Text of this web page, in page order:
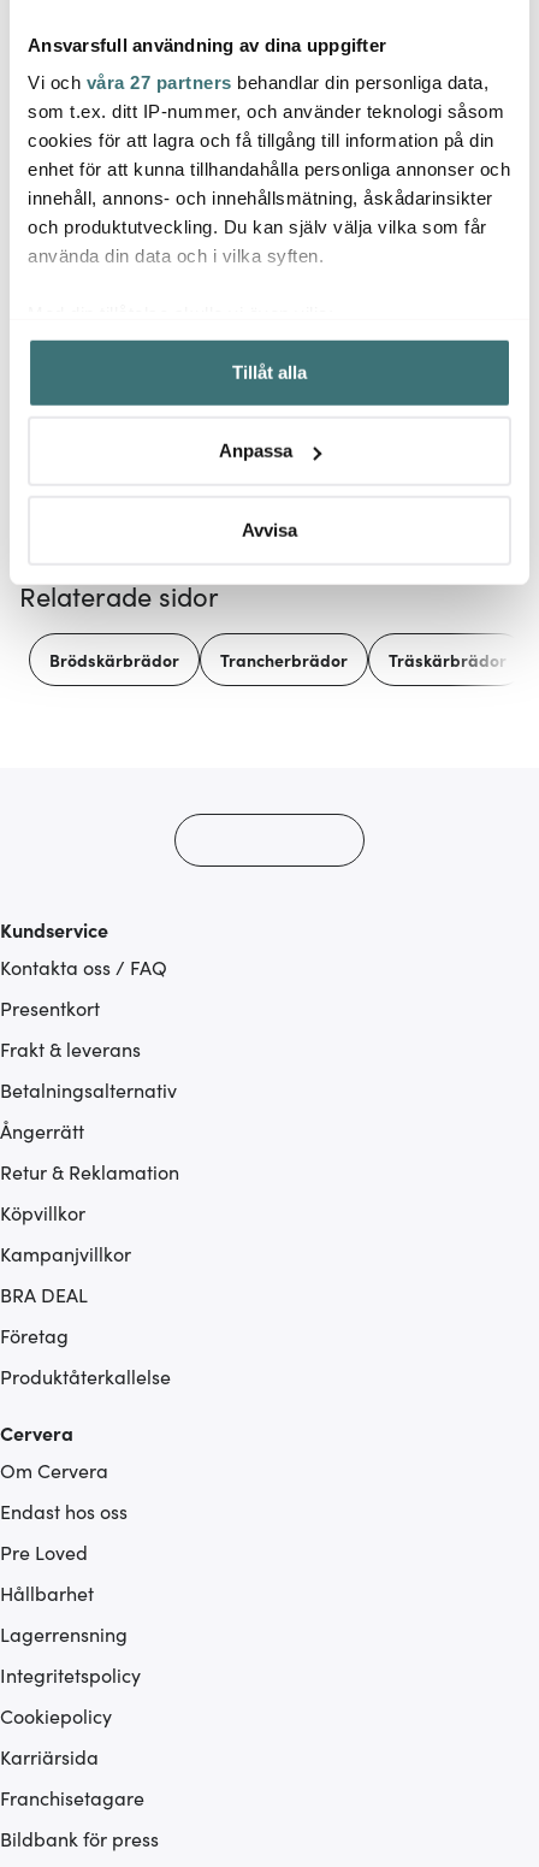
Ansvarsfull användning av dina uppgifter
Vi och våra 27 partners behandlar din personliga data,
som t.ex. ditt IP-nummer, och använder teknologi såsom
cookies för att lagra och få tillgång till information på din
enhet för att kunna tillhandahålla personliga annonser och
innehåll, annons- och innehållsmätning, åskådarinsikter
och produktutveckling. Du kan själv välja vilka som får
använda din data och i vilka syften.
Samla in information om din geografiska plats som
kan ha en noggrannhet på upp till flera meter
Identifiera din enhet genom att aktivt skanna den för
Ta reda på mer om hur dina personliga uppgifter
Du kan ändra eller dra tillbaka ditt samtycke när som
Vi använder cookies för att innehållet och annonserna
ska anpassas efter det som vi tror att du tycker om. Det
gör också att vi kan analysera vår trafik och göra
Tillåt alla
Anpassa
Avvisa
Fiskars
Functional Form
Stekspade Silikon 29
cm
159 kr
Fiskars
Norden Knivslip 9,8 cm
Ek
519 kr
All
Låt dig inspireras av våra kunder
Relaterade sidor
Brödskärbrädor Trancherbrädor Träskärbrädor
Kundservice
Kontakta oss / FAQ
Presentkort
Frakt & leverans
Betalningsalternativ
Ångerrätt
Retur & Reklamation
Köpvillkor
Kampanjvillkor
BRA DEAL
Företag
Produktåterkallelse
Cervera
Om Cervera
Endast hos oss
Pre Loved
Hållbarhet
Lagerrensning
Integritetspolicy
Cookiepolicy
Karriärsida
Franchisetagare
Bildbank för press